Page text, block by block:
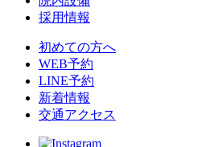
採用情報
初めての方へ
WEB予約
LINE予約
新着情報
交通アクセス